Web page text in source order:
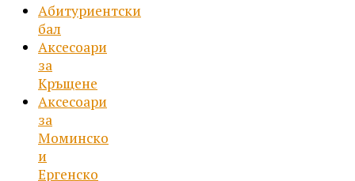
Абитуриентски
бал
Аксесоари
за
Кръщене
Аксесоари
за
Моминско
и
Ергенско